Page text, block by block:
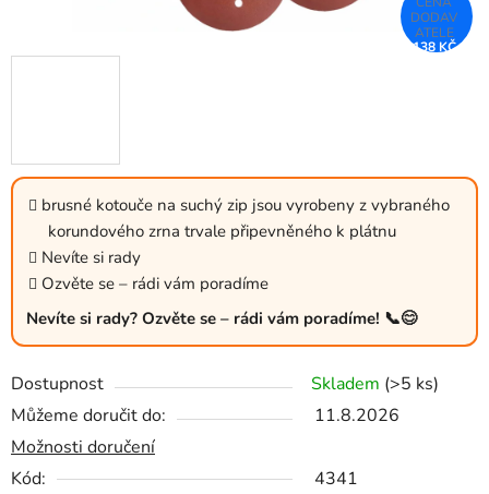
brusné kotouče na suchý zip jsou vyrobeny z vybraného
korundového zrna trvale připevněného k plátnu
Nevíte si rady
Ozvěte se – rádi vám poradíme
Nevíte si rady? Ozvěte se – rádi vám poradíme! 📞😊
Dostupnost Skladem (>5 ks)
Můžeme doručit do:
11.8.2026
Možnosti doručení
Kód:
4341
138 KČ